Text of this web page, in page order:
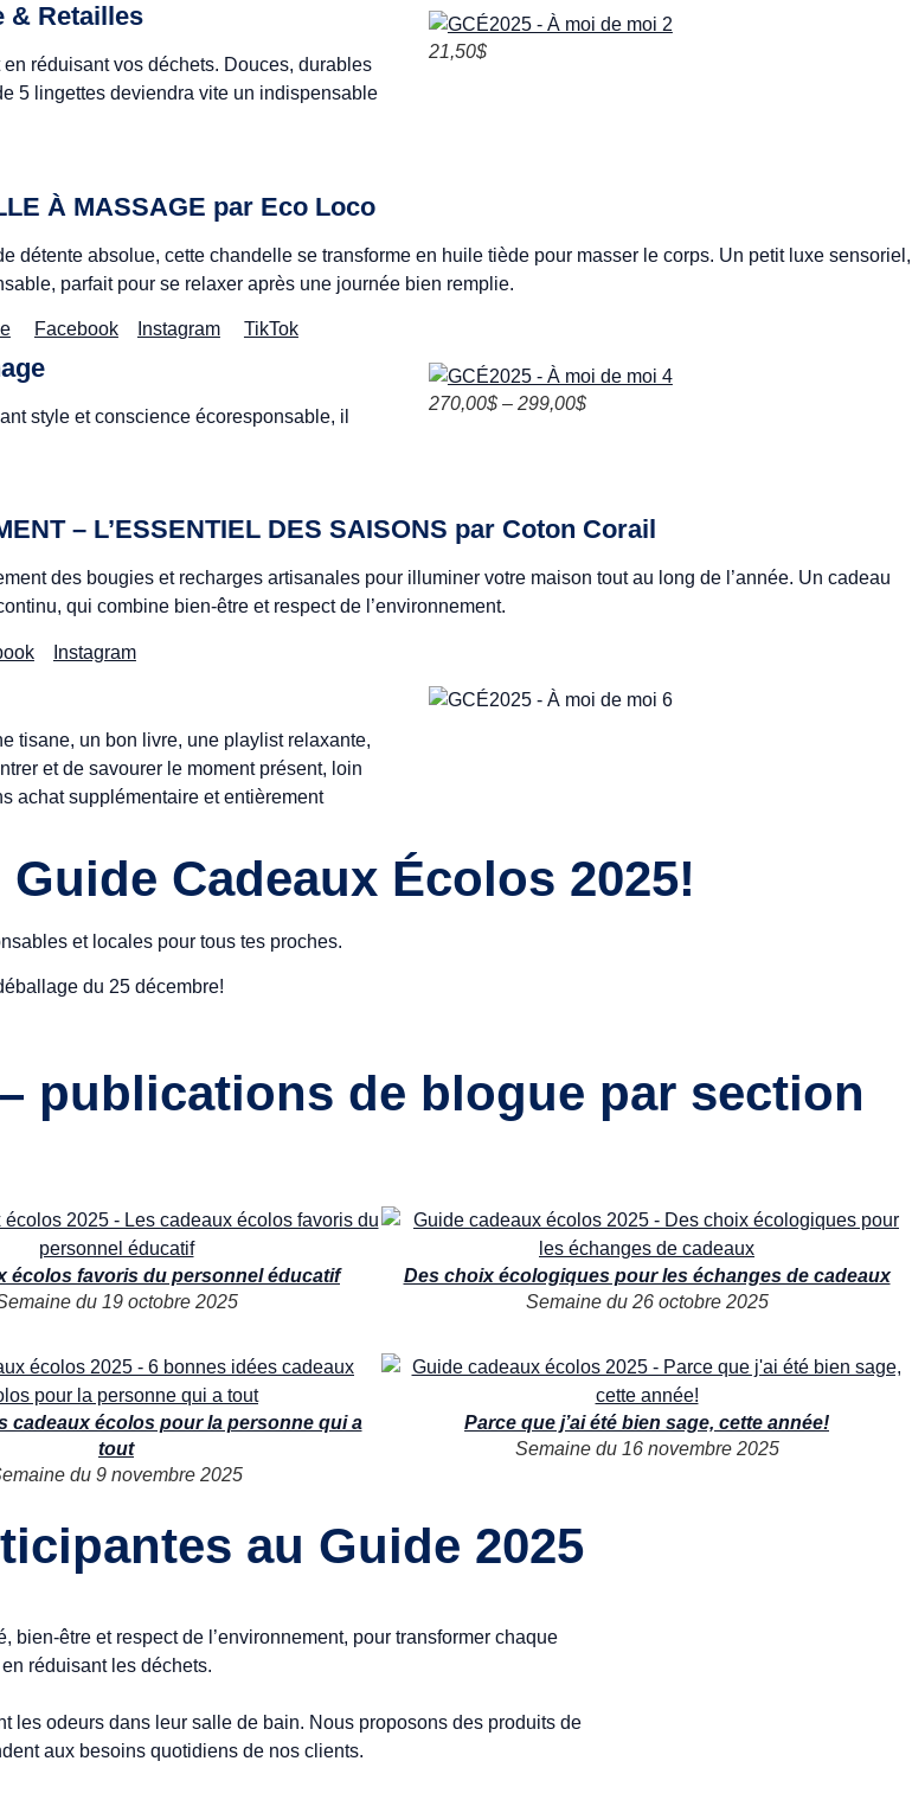
& Retailles
réduisant vos déchets. Douces, durables
5 lingettes deviendra vite un indispensable
21,50$
À MASSAGE par Eco Loco
détente absolue, cette chandelle se transforme en huile tiède pour masser le corps. Un petit luxe sensoriel,
parfait pour se relaxer après une journée bien remplie.
Facebook Instagram TikTok
style et conscience écoresponsable, il
270,00$ – 299,00$
– L’ESSENTIEL DES SAISONS par Coton Corail
des bougies et recharges artisanales pour illuminer votre maison tout au long de l’année. Un cadeau
qui combine bien-être et respect de l’environnement.
Instagram
tisane, un bon livre, une playlist relaxante,
et de savourer le moment présent, loin
achat supplémentaire et entièrement
Cadeaux Écolos 2025!
et locales pour tous tes proches.
du 25 décembre!
publications de blogue par section
écolos favoris du personnel éducatif
du 19 octobre 2025
Des choix écologiques pour les échanges de cadeaux
Semaine du 26 octobre 2025
cadeaux écolos pour la personne qui a
tout
du 9 novembre 2025
Parce que j’ai été bien sage, cette année!
Semaine du 16 novembre 2025
au Guide 2025
être et respect de l’environnement, pour transformer chaque
réduisant les déchets.
les odeurs dans leur salle de bain. Nous proposons des produits de
aux besoins quotidiens de nos clients.